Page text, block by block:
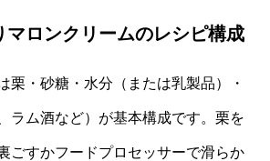
マロンクリームのレシピ構成
栗・砂糖・水分（または乳製品）・
ラム酒など）が基本構成です。栗を
ごすかフードプロセッサーで滑らか